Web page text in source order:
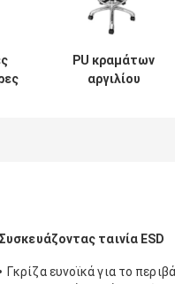
PU κραμάτων
αργιλίου
Συσκευάζοντας ταινία ESD
Γκρίζα ευνοϊκά για το